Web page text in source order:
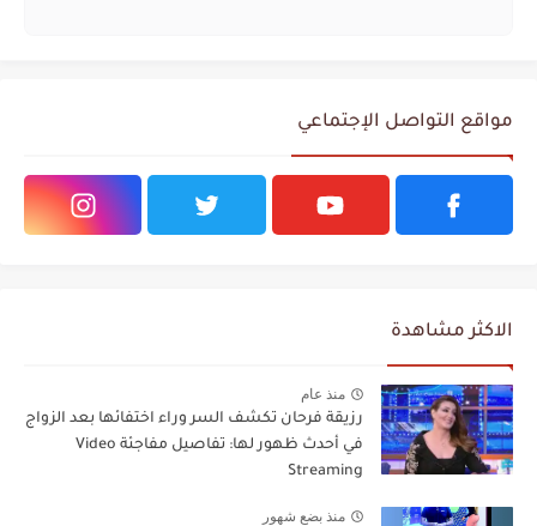
مواقع التواصل الإجتماعي
الاكثر مشاهدة
منذ عام
رزيقة فرحان تكشف السر وراء اختفائها بعد الزواج
في أحدث ظهور لها: تفاصيل مفاجئة Video
Streaming
منذ بضع شهور